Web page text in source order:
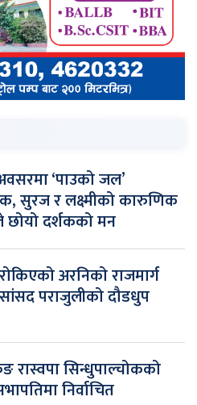
‘पाउको जल’
सुरज र लक्ष्मीको कारुणिक
दर्शकको मन
अरनिको राजमार्ग
पराजुलीको दौडधुप
रास्वपा सिन्धुपाल्चोकको
निर्वाचित